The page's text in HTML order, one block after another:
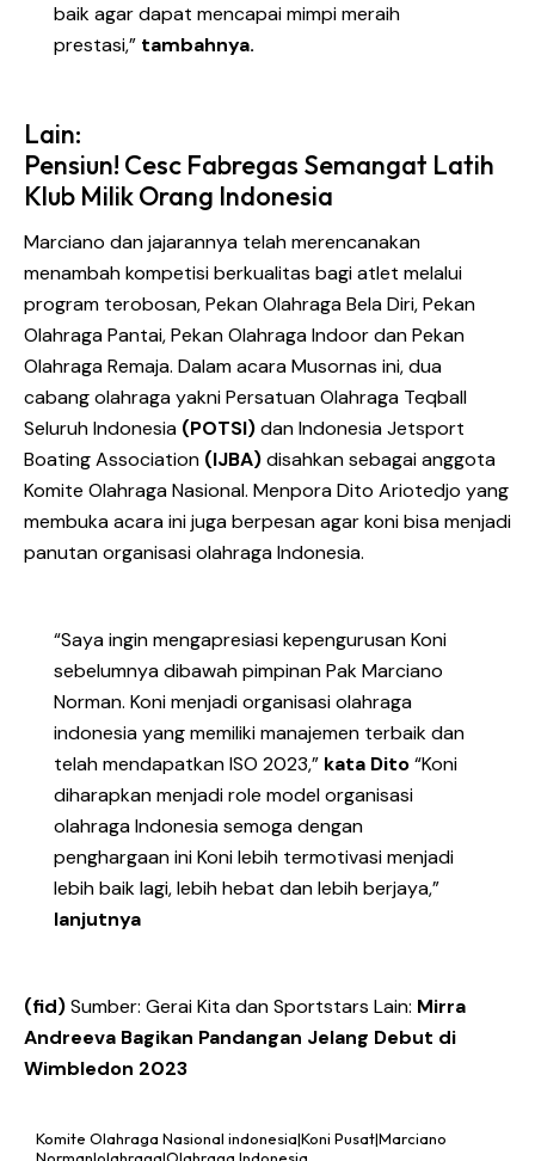
baik agar dapat mencapai mimpi meraih
prestasi,” tambahnya.
Lain:
Pensiun! Cesc Fabregas Semangat Latih
Klub Milik Orang Indonesia
Marciano dan jajarannya telah merencanakan
menambah kompetisi berkualitas bagi atlet melalui
program terobosan, Pekan Olahraga Bela Diri, Pekan
Olahraga Pantai, Pekan Olahraga Indoor dan Pekan
Olahraga Remaja. Dalam acara Musornas ini, dua
cabang olahraga yakni Persatuan Olahraga Teqball
Seluruh Indonesia (POTSI)dan Indonesia Jetsport
Boating Association (IJBA)disahkan sebagai anggota
Komite Olahraga Nasional. Menpora Dito Ariotedjo yang
membuka acara ini juga berpesan agar koni bisa menjadi
panutan organisasi olahraga Indonesia.
“Saya ingin mengapresiasi kepengurusan Koni
sebelumnya dibawah pimpinan Pak Marciano
Norman. Koni menjadi organisasi olahraga
indonesia yang memiliki manajemen terbaik dan
telah mendapatkan ISO 2023,” kata Dito“Koni
diharapkan menjadi role model organisasi
olahraga Indonesia semoga dengan
penghargaan ini Koni lebih termotivasi menjadi
lebih baik lagi, lebih hebat dan lebih berjaya,”
lanjutnya
(fid)Sumber: Gerai Kita dan Sportstars Lain: Mirra
Andreeva Bagikan Pandangan Jelang Debut di
Wimbledon 2023
Komite Olahraga Nasional indonesia|Koni Pusat|Marciano
Norman|olahraga|Olahraga Indonesia